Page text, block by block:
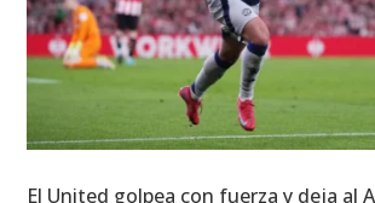
El United golpea con fuerza y deja al